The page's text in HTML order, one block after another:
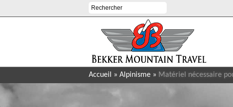
Accueil » Alpinisme » Matériel nécessaire